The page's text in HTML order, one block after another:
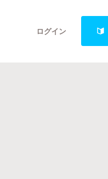
ログイン